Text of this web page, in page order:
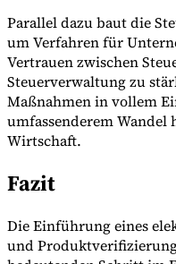
Parallel dazu baut die
um Verfahren für
Vertrauen zwischen
Steuerverwaltung zu
Maßnahmen in vollem
umfassenderem
Wirtschaft.
Fazit
Die Einführung eines
und